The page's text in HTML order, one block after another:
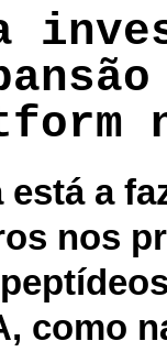
está a
nos
como